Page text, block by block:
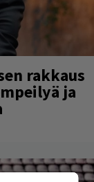
rakkaus
ja